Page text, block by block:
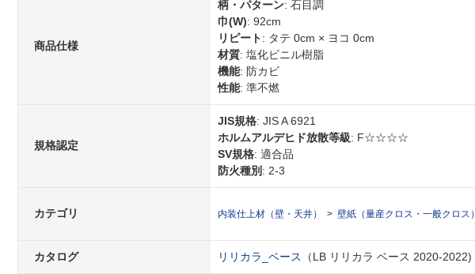
商品仕様
柄・パターン: 石目調
巾(W): 92cm
リピート: タテ 0cm × ヨコ 0cm
材質: 塩化ビニル樹脂
機能: 防カビ
性能: 準不燃
規格認定
JIS規格: JIS A 6921
ホルムアルデヒド放散等級: F☆☆☆☆
SV規格: 適合品
防火種別 : 2-3
カテゴリ 内装仕上材（壁・天井） 壁紙（量産クロス・一般クロス）
カタログ リリカラ_ベース （LB リリカラ ベース 2020-2022)